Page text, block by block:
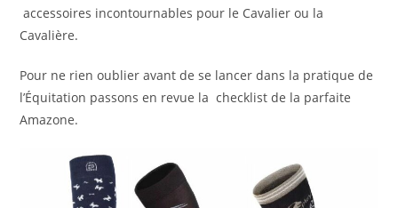
accessoires incontournables pour le Cavalier ou la
Cavalière.
Pour ne rien oublier avant de se lancer dans la pratique de
l’Équitation passons en revue la checklist de la parfaite
Amazone.